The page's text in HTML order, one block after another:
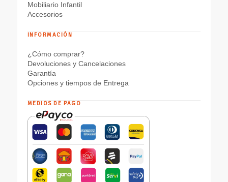
Mobiliario Infantil
Accesorios
INFORMACIÓN
¿Cómo comprar?
Devoluciones y Cancelaciones
Garantía
Opciones y tiempos de Entrega
MEDIOS DE PAGO